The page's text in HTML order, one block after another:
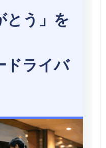
とう」を
ドライバ